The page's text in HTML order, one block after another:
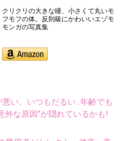
クリクリの大きな瞳、小さくて丸いモ
フモフの体。反則級にかわいいエゾモ
モンガの写真集
い、いつもだるい...年齢でも
外な原因”が隠れているかも!